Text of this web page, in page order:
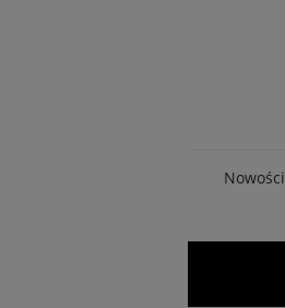
Nowości